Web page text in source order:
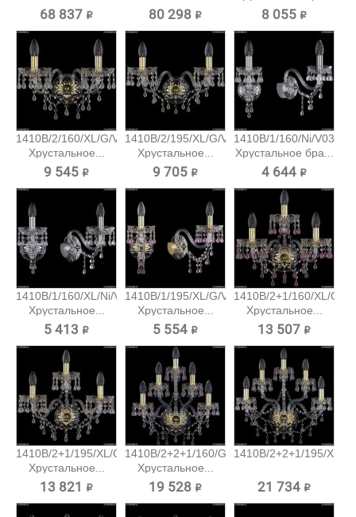
Хрустальный...
68 837 ₽ 80 298 ₽ 8 055 ₽
1410B/2/160/XL/G/V0300
Хрустальное...
9 545 ₽
1410B/2/195/XL/G/V0300
Хрустальное...
9 705 ₽
1410B/1/160/Ni/V0300
Хрустальное бра...
4 644 ₽
1410B/1/160/XL/Ni/V0300
Хрустальное...
5 413 ₽
1410B/1/195/XL/G/V7010
Хрустальное...
5 554 ₽
1410B/2+1/160/XL/G/
Хрустальное...
13 507 ₽
1410B/2+1/195/XL/G/V0300
Хрустальное...
13 821 ₽
1410B/2+2+1/160/G/V0300
Хрустальное...
19 528 ₽
1410B/2+2+1/195/XL/
21 734 ₽